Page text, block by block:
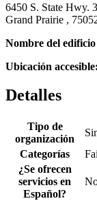
6450 S. State Hwy.
Grand Prairie ,
Nombre del
Ubicación accesible:
Detalles
Tipo de
organización
Categorías
¿Se ofrecen
servicios en
Español?